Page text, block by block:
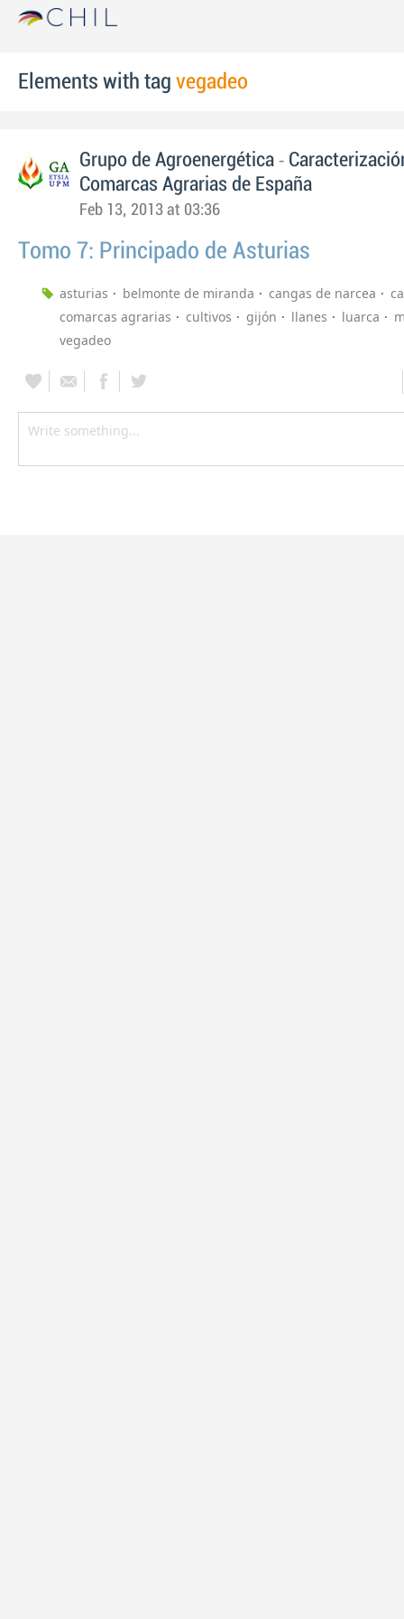
Elements with tag vegadeo
Grupo de Agroenergética -
Comarcas Agrarias de España
Feb 13, 2013 at 03:36
Tomo 7: Principado de Asturias
asturias belmonte de miranda cangas de narcea
comarcas agrarias
cultivos gijón llanes luarca
vegadeo